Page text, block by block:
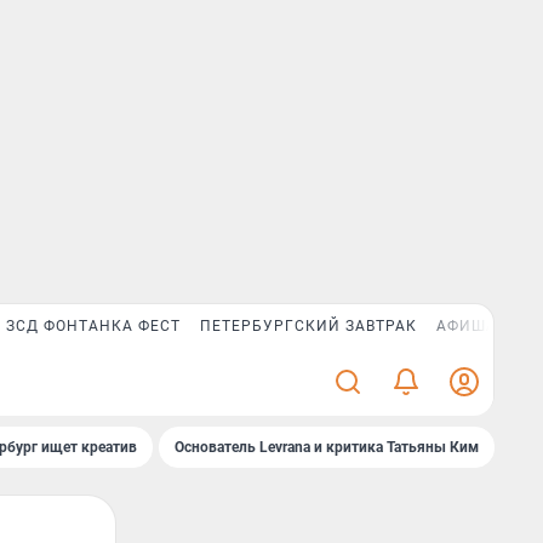
ЗСД ФОНТАНКА ФЕСТ ПЕТЕРБУРГСКИЙ ЗАВТРАК АФИША PLUS
ищет креатив Основатель Levrana и критика Татьяны Ким